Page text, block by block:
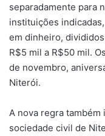
separadamente para
instituições
em dinheiro,
R$5 mil a R$50 mil.
de novembro,
Niterói.
A nova regra
sociedade civil de